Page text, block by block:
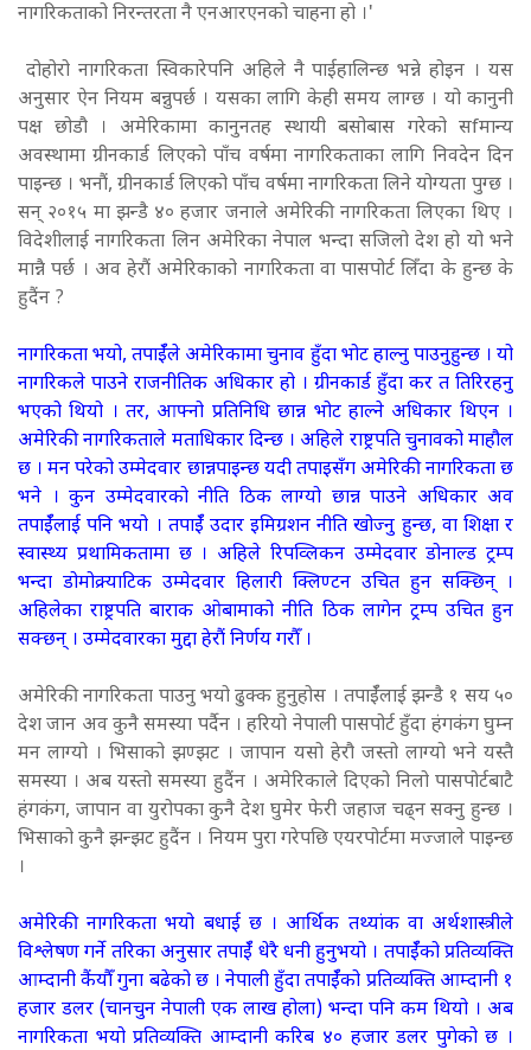
नागरिकताको निरन्तरता नै एनआरएनको चाहना हो ।'
दोहोरो नागरिकता स्विकारेपनि अहिले नै पाईहालिन्छ भन्ने होइन । यस
अनुसार ऐन नियम बन्नुपर्छ । यसका लागि केही समय लाग्छ । यो कानुनी
पक्ष छोडौ । अमेरिकामा कानुनतह स्थायी बसोबास गरेको सfमान्य
अवस्थामा ग्रीनकार्ड लिएको पाँच वर्षमा नागरिकताका लागि निवदेन दिन
पाइन्छ । भनौं, ग्रीनकार्ड लिएको पाँच वर्षमा नागरिकता लिने योग्यता पुग्छ ।
सन् २०१५ मा झन्डै ४० हजार जनाले अमेरिकी नागरिकता लिएका थिए ।
विदेशीलाई नागरिकता लिन अमेरिका नेपाल भन्दा सजिलो देश हो यो भने
मान्नै पर्छ । अव हेरौं अमेरिकाको नागरिकता वा पासपोर्ट लिँदा के हुन्छ के
हुदैंन ?
नागरिकता भयो, तपाईँले अमेरिकामा चुनाव हुँदा भोट हाल्नु पाउनुहुन्छ । यो
नागरिकले पाउने राजनीतिक अधिकार हो । ग्रीनकार्ड हुँदा कर त तिरिरहनु
भएको थियो । तर, आफ्नो प्रतिनिधि छान्न भोट हाल्ने अधिकार थिएन ।
अमेरिकी नागरिकताले मताधिकार दिन्छ । अहिले राष्ट्रपति चुनावको माहौल
छ । मन परेको उम्मेदवार छान्नपाइन्छ यदी तपाइसँग अमेरिकी नागरिकता छ
भने । कुन उम्मेदवारको नीति ठिक लाग्यो छान्न पाउने अधिकार अव
तपाईँलाई पनि भयो । तपाईँ उदार इमिग्रशन नीति खोज्नु हुन्छ, वा शिक्षा र
स्वास्थ्य प्रथामिकतामा छ । अहिले रिपव्लिकन उम्मेदवार डोनाल्ड ट्रम्प
भन्दा डोमोक्र्याटिक उम्मेदवार हिलारी क्लिण्टन उचित हुन सक्छिन् ।
अहिलेका राष्ट्रपति बाराक ओबामाको नीति ठिक लागेन ट्रम्प उचित हुन
सक्छन् । उम्मेदवारका मुद्दा हेरौं निर्णय गरौँ ।
अमेरिकी नागरिकता पाउनु भयो ढुक्क हुनुहोस । तपाईँलाई झन्डै १ सय ५०
देश जान अव कुनै समस्या पर्दैन । हरियो नेपाली पासपोर्ट हुँदा हंगकंग घुम्न
मन लाग्यो । भिसाको झण्झट । जापान यसो हेरौ जस्तो लाग्यो भने यस्तै
समस्या । अब यस्तो समस्या हुदैंन । अमेरिकाले दिएको निलो पासपोर्टबाटै
हंगकंग, जापान वा युरोपका कुनै देश घुमेर फेरी जहाज चढ्न सक्नु हुन्छ ।
भिसाको कुनै झन्झट हुदैंन । नियम पुरा गरेपछि एयरपोर्टमा मज्जाले पाइन्छ
।
अमेरिकी नागरिकता भयो बधाई छ । आर्थिक तथ्यांक वा अर्थशास्त्रीले
विश्लेषण गर्ने तरिका अनुसार तपाईँ धेरै धनी हुनुभयो । तपाईँको प्रतिव्यक्ति
आम्दानी कैंयौँ गुना बढेको छ । नेपाली हुँदा तपाईँको प्रतिव्यक्ति आम्दानी १
हजार डलर (चानचुन नेपाली एक लाख होला) भन्दा पनि कम थियो । अब
नागरिकता भयो प्रतिव्यक्ति आम्दानी करिब ४० हजार डलर पुगेको छ ।